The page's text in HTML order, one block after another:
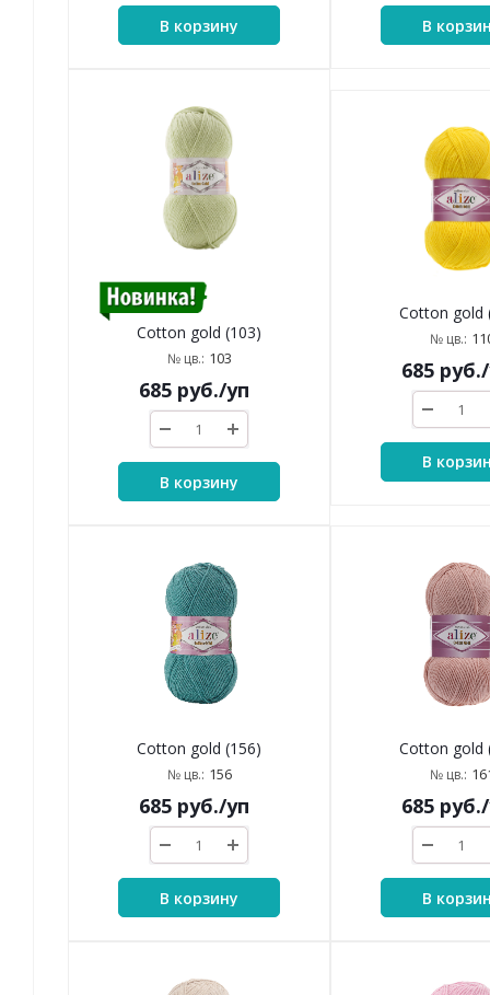
В корзину В
Cotton gold (103)
№ цв.: 103
685руб./уп
В корзину
Cotton gold
№ цв.:
685руб.
В
Cotton gold (156)
№ цв.: 156
685руб./уп
В корзину
Cotton gold
№ цв.:
685руб.
В